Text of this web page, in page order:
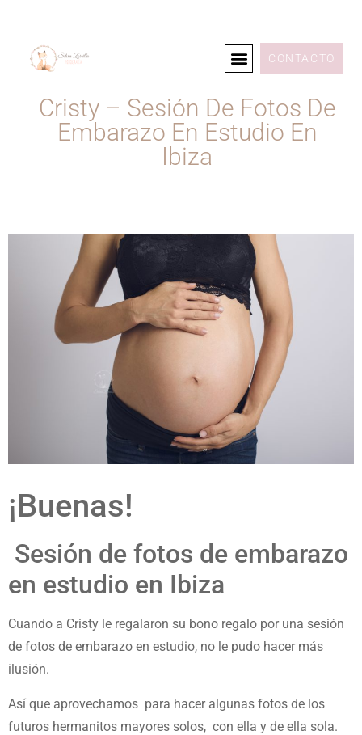
CONTACTO
Cristy – Sesión De Fotos De
Embarazo En Estudio En
Ibiza
¡Buenas!
Sesión de fotos de embarazo
en estudio en Ibiza
Cuando a Cristy le regalaron su bono regalo por una sesión
de fotos de embarazo en estudio, no le pudo hacer más
ilusión.
Así que aprovechamos para hacer algunas fotos de los
futuros hermanitos mayores solos, con ella y de ella sola.